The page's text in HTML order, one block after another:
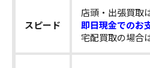
スピード
店頭・出張買取
即日現金でのお
宅配買取の場合